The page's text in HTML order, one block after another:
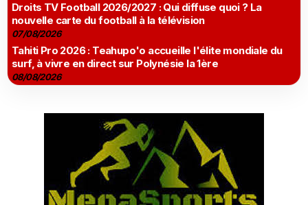
Droits TV Football 2026/2027 : Qui diffuse quoi ? La
nouvelle carte du football à la télévision
07/08/2026
Tahiti Pro 2026 : Teahupo'o accueille l'élite mondiale du
surf, à vivre en direct sur Polynésie la 1ère
08/08/2026